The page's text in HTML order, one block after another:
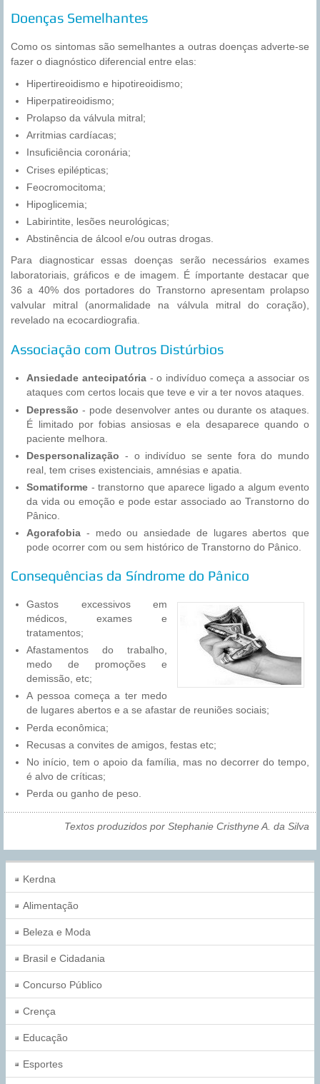
Doenças Semelhantes
Como os sintomas são semelhantes a outras doenças adverte-se
fazer o diagnóstico diferencial entre elas:
Hipertireoidismo e hipotireoidismo;
Hiperpatireoidismo;
Prolapso da válvula mitral;
Arritmias cardíacas;
Insuficiência coronária;
Crises epilépticas;
Feocromocitoma;
Hipoglicemia;
Labirintite, lesões neurológicas;
Abstinência de álcool e/ou outras drogas.
Para diagnosticar essas doenças serão necessários exames
laboratoriais, gráficos e de imagem. É ímportante destacar que
36 a 40% dos portadores do Transtorno apresentam prolapso
valvular mitral (anormalidade na válvula mitral do coração),
revelado na ecocardiografia.
Associação com Outros Distúrbios
Ansiedade antecipatória- o indivíduo começa a associar os
ataques com certos locais que teve e vir a ter novos ataques.
Depressão - pode desenvolver antes ou durante os ataques.
É limitado por fobias ansiosas e ela desaparece quando o
paciente melhora.
Despersonalização - o indivíduo se sente fora do mundo
real, tem crises existenciais, amnésias e apatia.
Somatiforme - transtorno que aparece ligado a algum evento
da vida ou emoção e pode estar associado ao Transtorno do
Pânico.
Agorafobia - medo ou ansiedade de lugares abertos que
pode ocorrer com ou sem histórico de Transtorno do Pânico.
Consequências da Síndrome do Pânico
Gastos excessivos em
médicos, exames e
tratamentos;
Afastamentos do trabalho,
medo de promoções e
demissão, etc;
A pessoa começa a ter medo
de lugares abertos e a se afastar de reuniões sociais;
Perda econômica;
Recusas a convites de amigos, festas etc;
No início, tem o apoio da família, mas no decorrer do tempo,
é alvo de críticas;
Perda ou ganho de peso.
Textos produzidos por Stephanie Cristhyne A. da Silva
Kerdna
Alimentação
Beleza e Moda
Brasil e Cidadania
Concurso Público
Crença
Educação
Esportes